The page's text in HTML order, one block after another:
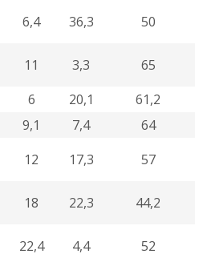
6,4 36,3
50
11 3,3
65
6 20,1
61,2
9,1 7,4
64
12 17,3
57
18 22,3
44,2
22,4 4,4
52